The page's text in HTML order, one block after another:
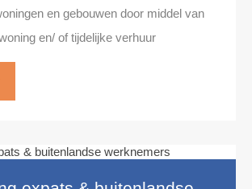
en gebouwen door middel van
en/ of tijdelijke verhuur